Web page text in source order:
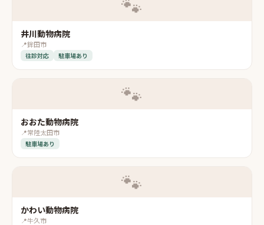
井川動物病院
📍鉾田市
往診対応 駐車場あり
🐾
おおた動物病院
📍常陸太田市
駐車場あり
🐾
かわい動物病院
📍牛久市